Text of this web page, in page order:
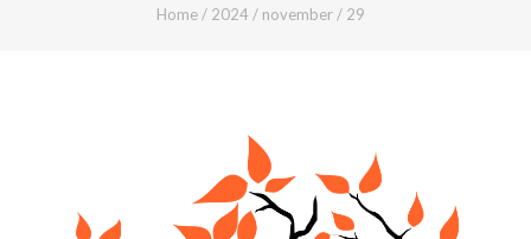
Home/ 2024/ november/ 29